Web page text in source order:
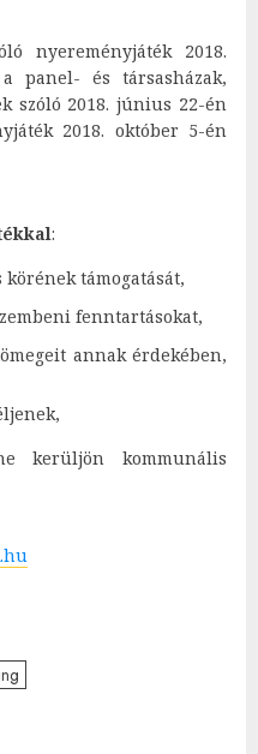
nyereményjáték 2018.
panel- és társasházak,
szóló 2018. június 22-én
2018. október 5-én
:
körének támogatását,
fenntartásokat,
annak érdekében,
kerüljön kommunális